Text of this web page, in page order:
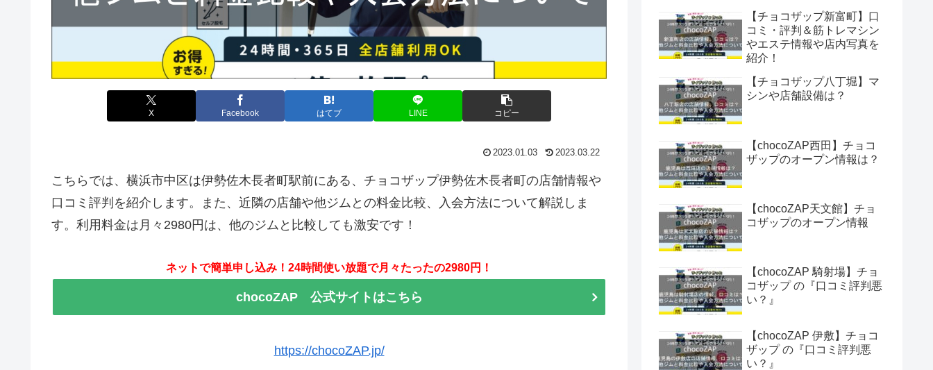
X Facebook はてブ LINE コピー
2023.01.03 2023.03.22
こちらでは、横浜市中区は伊勢佐木長者町駅前にある、チョコザップ伊勢佐木長者町の店舗情報や
口コミ評判を紹介します。また、近隣の店舗や他ジムとの料金比較、入会方法について解説しま
す。利用料金は月々2980円は、他のジムと比較しても激安です！
ネットで簡単申し込み！24時間使い放題で月々たったの2980円！
chocoZAP 公式サイトはこちら
https://chocoZAP.jp/
【チョコザップ新富町】口
コミ・評判＆筋トレマシン
やエステ情報や店内写真を
紹介！
【チョコザップ八丁堀】マ
シンや店舗設備は？
【chocoZAP西田】チョコ
ザップのオープン情報は？
【chocoZAP天文館】チョ
コザップのオープン情報
【chocoZAP 騎射場】チョ
コザップ の『口コミ評判悪
い？』
【chocoZAP 伊敷】チョコ
ザップ の『口コミ評判悪
い？』